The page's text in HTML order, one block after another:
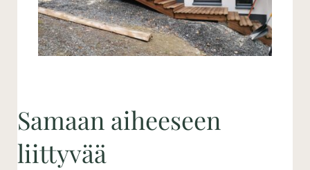
Samaan aiheeseen
liittyvää